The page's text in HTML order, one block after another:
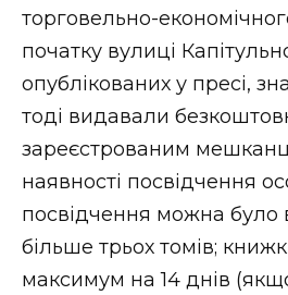
торговельно-
початку вулиці
опублікованих у пресі,
тоді видавали
зареєстрованим
наявності посвідчення
посвідчення можна було
більше трьох томів;
максимум на 14 днів